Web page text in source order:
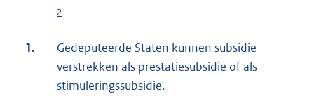
2
1.
Gedeputeerde Staten kunnen subsidie
verstrekken als prestatiesubsidie of als
stimuleringssubsidie.